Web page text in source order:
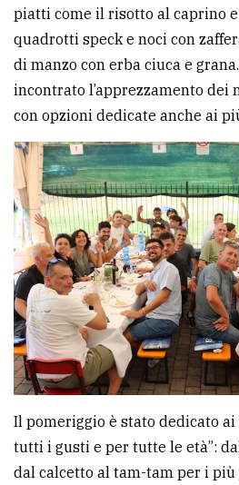
piatti come il risotto al caprino
quadrotti speck e noci con
di manzo con erba ciuca e
incontrato l’apprezzamento dei
con opzioni dedicate anche ai
Il pomeriggio è stato dedicato
tutti i gusti e per tutte le età”:
dal calcetto al tam-tam per i più